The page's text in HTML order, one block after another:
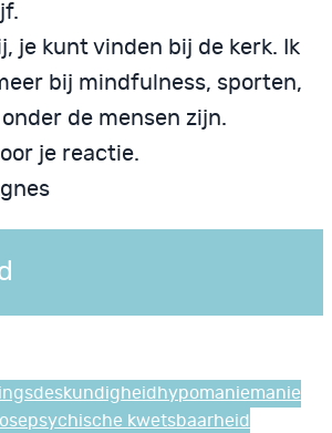
je kunt vinden bij de kerk. Ik
bij mindfulness, sporten,
de mensen zijn.
je reactie.
hypomaniemanie
psychische kwetsbaarheid